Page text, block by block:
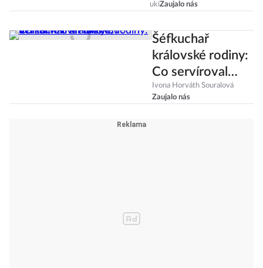
nebo vaši blízcí?
ukiZaujalo nás
Šéfkuchař
královské rodiny:
Co servíroval
Dianě, Williamovi
a Harrymu?
Ivona Horváth Souralová
Zaujalo nás